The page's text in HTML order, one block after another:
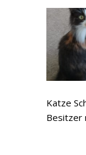
Katze
Besitzer